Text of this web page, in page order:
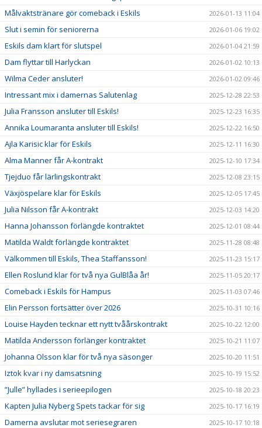
Målvaktstränare gör comeback i Eskils 2026-01-13 11:04
Slut i semin för seniorerna 2026-01-06 19:02
Eskils dam klart för slutspel 2026-01-04 21:59
Dam flyttar till Harlyckan 2026-01-02 10:13
Wilma Ceder ansluter! 2026-01-02 09:46
Intressant mix i damernas Salutenlag 2025-12-28 22:53
Julia Fransson ansluter till Eskils! 2025-12-23 16:35
Annika Loumaranta ansluter till Eskils! 2025-12-22 16:50
Ajla Karisic klar för Eskils 2025-12-11 16:30
Alma Manner får A-kontrakt 2025-12-10 17:34
Tjejduo får lärlingskontrakt 2025-12-08 23:15
Växjöspelare klar för Eskils 2025-12-05 17:45
Julia Nilsson får A-kontrakt 2025-12-03 14:20
Hanna Johansson förlängde kontraktet 2025-12-01 08:44
Matilda Waldt förlängde kontraktet 2025-11-28 08:48
Välkommen till Eskils, Thea Staffansson! 2025-11-23 15:17
Ellen Roslund klar för två nya GulBlåa år! 2025-11-05 20:17
Comeback i Eskils för Hampus 2025-11-03 07:46
Elin Persson fortsätter över 2026 2025-10-31 10:16
Louise Hayden tecknar ett nytt tvåårskontrakt 2025-10-22 12:00
Matilda Andersson förlänger kontraktet 2025-10-21 11:07
Johanna Olsson klar för två nya säsonger 2025-10-20 11:51
Iztok kvar i ny damsatsning 2025-10-19 15:52
”Julle” hyllades i serieepilogen 2025-10-18 20:23
Kapten Julia Nyberg Spets tackar för sig 2025-10-17 16:19
Damerna avslutar mot seriesegraren 2025-10-17 10:18